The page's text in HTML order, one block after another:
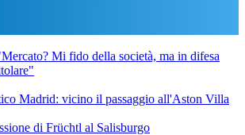
Mi fido della società, ma in difesa
Madrid: vicino il passaggio all'Aston Villa
di Früchtl al Salisburgo